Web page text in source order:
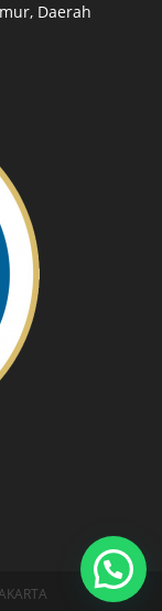
Daerah